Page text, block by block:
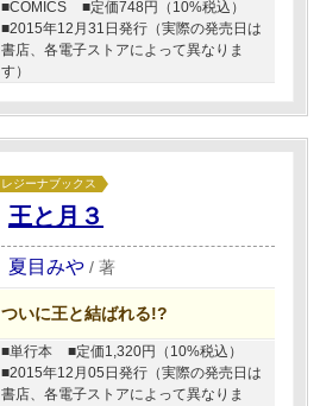
■COMICS
■定価748円（10%税込）
■2015年12月31日発行（実際の発売日は
書店、各電子ストアによって異なりま
す）
レジーナブックス
王と月３
夏目みや / 著
ついに王と結ばれる!?
■単行本
■定価1,320円（10%税込）
■2015年12月05日発行（実際の発売日は
書店、各電子ストアによって異なりま